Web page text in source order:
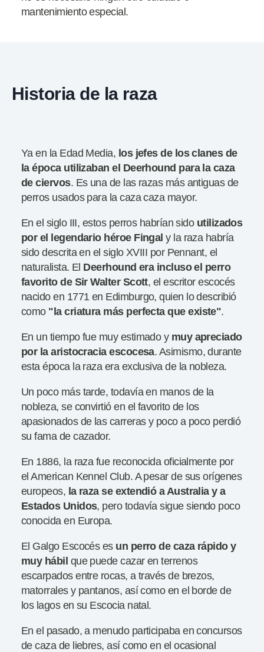
mantenimiento especial.
Historia de la raza
Ya en la Edad Media, los jefes de los clanes de
la época utilizaban el Deerhound para la caza
de ciervos. Es una de las razas más antiguas de
perros usados para la caza caza mayor.
En el siglo III, estos perros habrían sido utilizados
por el legendario héroe Fingal y la raza habría
sido descrita en el siglo XVIII por Pennant, el
naturalista. El Deerhound era incluso el perro
favorito de Sir Walter Scott, el escritor escocés
nacido en 1771 en Edimburgo, quien lo describió
como "la criatura más perfecta que existe".
En un tiempo fue muy estimado y muy apreciado
por la aristocracia escocesa. Asimismo, durante
esta época la raza era exclusiva de la nobleza.
Un poco más tarde, todavía en manos de la
nobleza, se convirtió en el favorito de los
apasionados de las carreras y poco a poco perdió
su fama de cazador.
En 1886, la raza fue reconocida oficialmente por
el American Kennel Club. A pesar de sus orígenes
europeos, la raza se extendió a Australia y a
Estados Unidos, pero todavía sigue siendo poco
conocida en Europa.
El Galgo Escocés es un perro de caza rápido y
muy hábil que puede cazar en terrenos
escarpados entre rocas, a través de brezos,
matorrales y pantanos, así como en el borde de
los lagos en su Escocia natal.
En el pasado, a menudo participaba en concursos
de caza de liebres, así como en el ocasional